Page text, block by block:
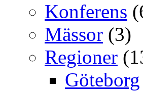
Konferens
Mässor (3)
Regioner
Göteborg